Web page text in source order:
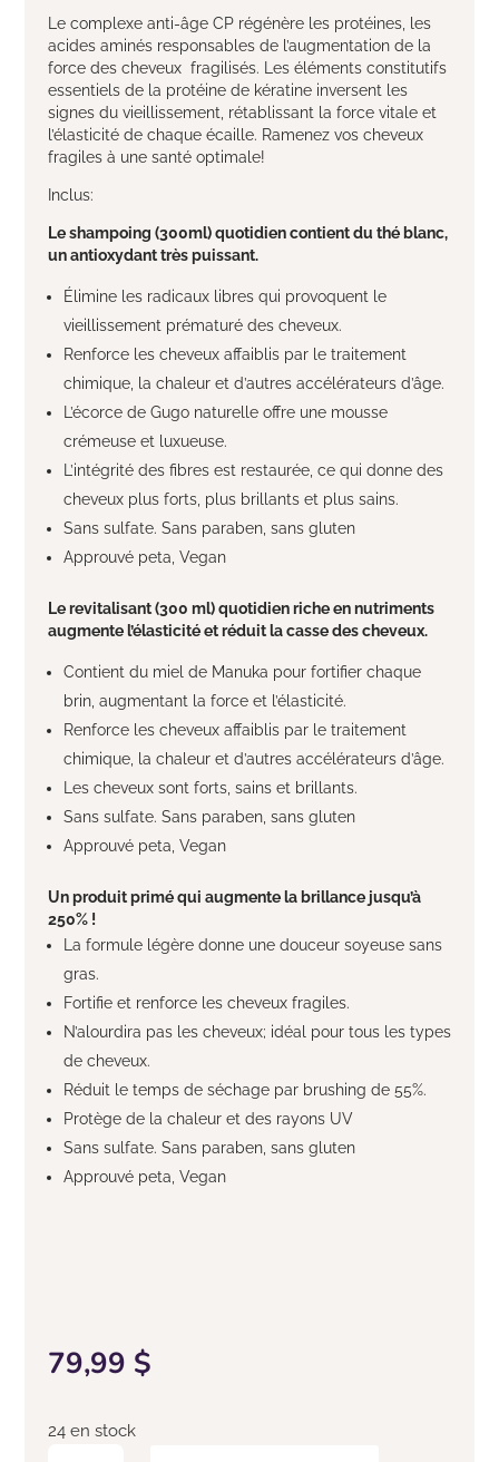
Le complexe anti-âge CP régénère les protéines, les
acides aminés responsables de l’augmentation de la
force des cheveux fragilisés. Les éléments constitutifs
essentiels de la protéine de kératine inversent les
signes du vieillissement, rétablissant la force vitale et
l’élasticité de chaque écaille. Ramenez vos cheveux
fragiles à une santé optimale!
Inclus:
Le shampoing (300ml) quotidien contient du thé blanc,
un antioxydant très puissant.
Élimine les radicaux libres qui provoquent le
vieillissement prématuré des cheveux.
Renforce les cheveux affaiblis par le traitement
chimique, la chaleur et d’autres accélérateurs d’âge.
L’écorce de Gugo naturelle offre une mousse
crémeuse et luxueuse.
L’intégrité des fibres est restaurée, ce qui donne des
cheveux plus forts, plus brillants et plus sains.
Sans sulfate. Sans paraben, sans gluten
Approuvé peta, Vegan
Le revitalisant (300 ml) quotidien riche en nutriments
augmente l’élasticité et réduit la casse des cheveux.
Contient du miel de Manuka pour fortifier chaque
brin, augmentant la force et l’élasticité.
Renforce les cheveux affaiblis par le traitement
chimique, la chaleur et d’autres accélérateurs d’âge.
Les cheveux sont forts, sains et brillants.
Sans sulfate. Sans paraben, sans gluten
Approuvé peta, Vegan
Un produit primé qui augmente la brillance jusqu’à
250% !
La formule légère donne une douceur soyeuse sans
gras.
Fortifie et renforce les cheveux fragiles.
N’alourdira pas les cheveux; idéal pour tous les types
de cheveux.
Réduit le temps de séchage par brushing de 55%.
Protège de la chaleur et des rayons UV
Sans sulfate. Sans paraben, sans gluten
Approuvé peta, Vegan
79,99 $
24 en stock